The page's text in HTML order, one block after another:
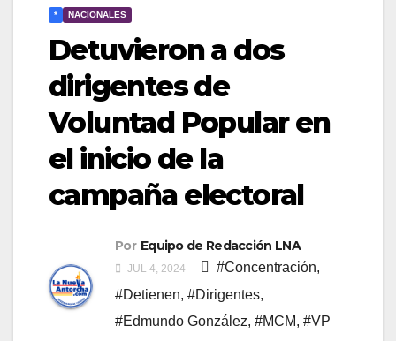
* NACIONALES
Detuvieron a dos
dirigentes de
Voluntad Popular en
el inicio de la
campaña electoral
Por Equipo de Redacción LNA
JUL 4, 2024 #Concentración,
#Detienen, #Dirigentes,
#Edmundo González, #MCM, #VP